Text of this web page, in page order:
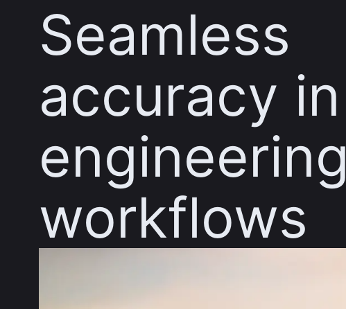
Seamless
accuracy in
engineering
workflows